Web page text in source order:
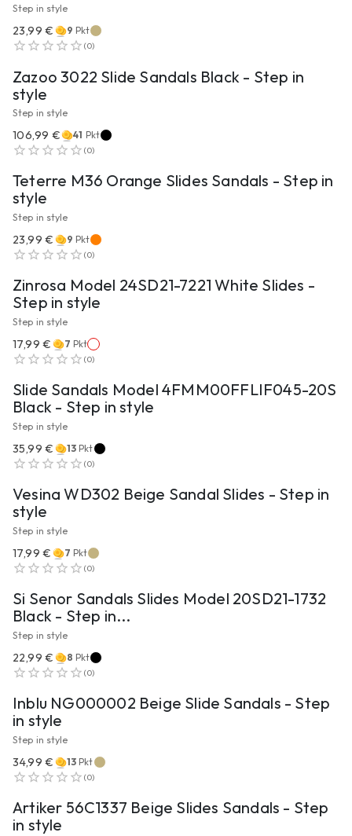
Step in style
23,99 € 9 Pkt
(0)
Zazoo 3022 Slide Sandals Black - Step in
style
Step in style
106,99 € 41 Pkt
(0)
Teterre M36 Orange Slides Sandals - Step in
style
Step in style
23,99 € 9 Pkt
(0)
Zinrosa Model 24SD21-7221 White Slides -
Step in style
Step in style
17,99 € 7 Pkt
(0)
Slide Sandals Model 4FMM00FFLIF045-20S
Black - Step in style
Step in style
35,99 € 13 Pkt
(0)
Vesina WD302 Beige Sandal Slides - Step in
style
Step in style
17,99 € 7 Pkt
(0)
Si Senor Sandals Slides Model 20SD21-1732
Black - Step in...
Step in style
22,99 € 8 Pkt
(0)
Inblu NG000002 Beige Slide Sandals - Step
in style
Step in style
34,99 € 13 Pkt
(0)
Artiker 56C1337 Beige Slides Sandals - Step
in style